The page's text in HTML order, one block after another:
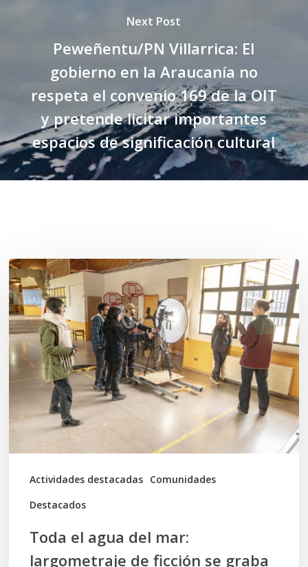
Next Post
Peweñentu/PN Villarrica: El
gobierno en la Araucanía no
respeta el convenio 169 de la OIT
y pretende licitar importantes
espacios de significación cultural
Actividades destacadas Comunidades
Destacados
Toda
el
agua
del
mar:
largometraje
de
ficción
se
graba
Toda el agua del mar:
largometraje de ficción se graba